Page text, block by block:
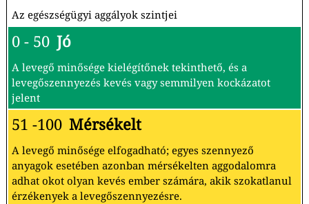
Az egészségügyi aggályok szintjei
0 - 50 Jó
A levegő minősége kielégítőnek tekinthető, és a
levegőszennyezés kevés vagy semmilyen kockázatot
jelent
51 -100 Mérsékelt
A levegő minősége elfogadható; egyes szennyező
anyagok esetében azonban mérsékelten aggodalomra
adhat okot olyan kevés ember számára, akik szokatlanul
érzékenyek a levegőszennyezésre.